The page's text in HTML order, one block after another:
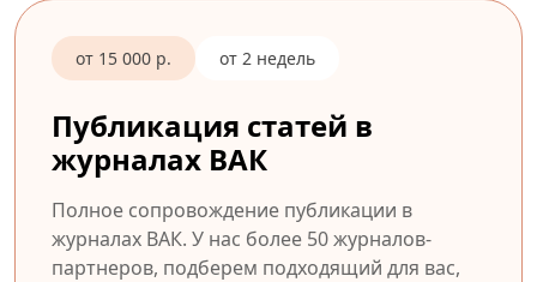
от 15 000 р. от 2 недель
Публикация статей в
журналах ВАК
Полное сопровождение публикации в
журналах ВАК. У нас более 50 журналов-
партнеров, подберем подходящий для вас,